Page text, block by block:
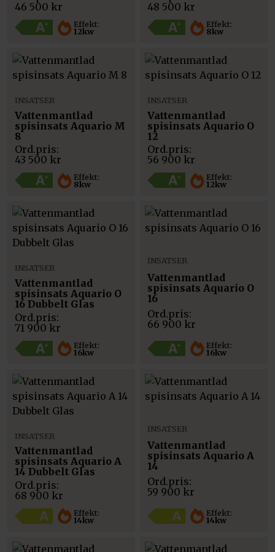
Effekt:
12kw
46 500 kr
Effekt:
8kw
48 500 kr
Effekt:
8kw
INSATSER
Vattenmantlad
spisinsats Aquario M
8
43 500 kr
Effekt:
12kw
INSATSER
Vattenmantlad
spisinsats Aquario O
12
56 900 kr
Effekt:
16kw
INSATSER
Vattenmantlad
spisinsats Aquario O
16 Dubbelt Glas
71 900 kr
Effekt:
16kw
INSATSER
Vattenmantlad
spisinsats Aquario O
16
66 900 kr
Effekt:
14kw
INSATSER
Vattenmantlad
spisinsats Aquario A
14 Dubbelt Glas
68 900 kr
Effekt:
14kw
INSATSER
Vattenmantlad
spisinsats Aquario A
14
59 900 kr